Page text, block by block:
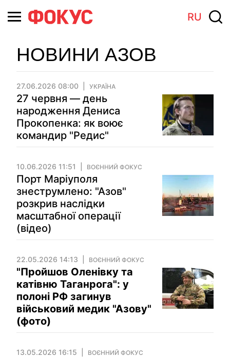
RU
НОВИНИ АЗОВ
27.06.2026 08:00 УКРАЇНА
27 червня — день
народження Дениса
Прокопенка: як воює
командир "Редис"
10.06.2026 11:51 ВОЄННИЙ ФОКУС
Порт Маріуполя
знеструмлено: "Азов"
розкрив наслідки
масштабної операції
(відео)
22.05.2026 14:13 ВОЄННИЙ ФОКУС
"Пройшов Оленівку та
катівню Таганрога": у
полоні РФ загинув
військовий медик "Азову"
(фото)
13.05.2026 16:15 ВОЄННИЙ ФОКУС